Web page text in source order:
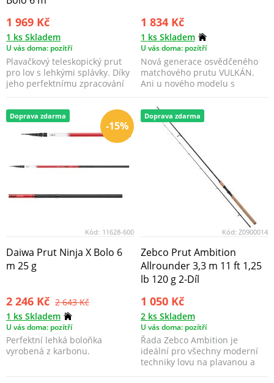
1 969 Kč
1 ks Skladem
U vás doma: pozítří
Plavačkový teleskopický prut
pro lov s lehkými splávky. Díky
jeho perfektnímu zpracování
1 834 Kč
1 ks Skladem
U vás doma: pozítří
Nová generace osvědčeného
matchového prutu VULKÁN.
Ani u nového modelu s
nezapomn...
-15%
Doprava zdarma
Kód: 11628-600
Daiwa Prut Ninja X Bolo 6
m 25 g
2 246 Kč 2 643 Kč
1 ks Skladem
U vás doma: pozítří
Perfektní lehká boloňka
vyrobená z karbonu.
Doprava zdarma
Kód: Z0900014
Zebco Prut Ambition
Allrounder 3,3 m 11 ft 1,25
lb 120 g 2-Díl
1 050 Kč
2 ks Skladem
U vás doma: pozítří
Řada Zebco Ambition je
ideální pro všechny moderní
techniky lovu na plavanou a